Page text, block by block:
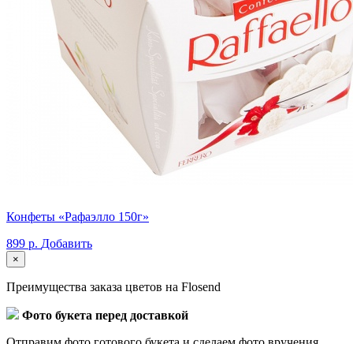
Конфеты «Рафаэлло 150г»
899 р. Добавить
×
Преимущества заказа цветов на Flosend
Фото букета перед доставкой